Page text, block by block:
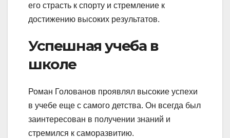
его страсть к спорту и стремление к
достижению высоких результатов.
Успешная учеба в
школе
Роман Голованов проявлял высокие успехи
в учебе еще с самого детства. Он всегда был
заинтересован в получении знаний и
стремился к саморазвитию.